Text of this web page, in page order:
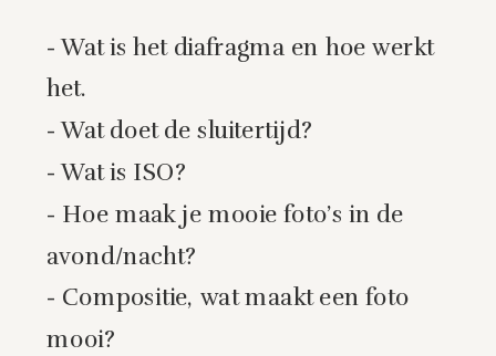
- Wat is het diafragma en hoe werkt
het.
- Wat doet de sluitertijd?
- Wat is ISO?
- Hoe maak je mooie foto’s in de
avond/nacht?
- Compositie, wat maakt een foto
mooi?